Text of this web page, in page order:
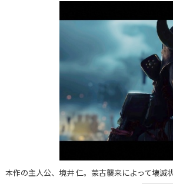
本作の主人公、境井 仁。蒙古襲来によって壊